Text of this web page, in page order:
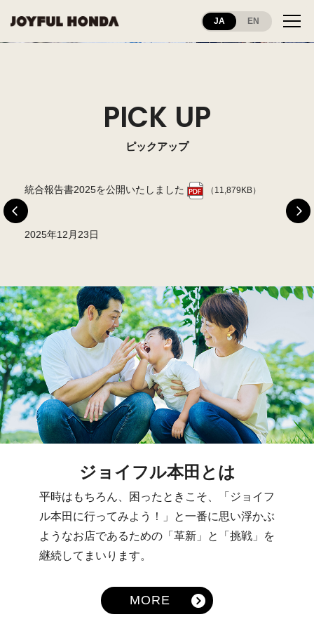
PICK UP
ピックアップ
2025年12月23日
統合報告書2025を公開いたしました （11,879KB）
ジョイフル本田とは
平時はもちろん、困ったときこそ、「ジョイフ
ル本田に行ってみよう！」と一番に思い浮かぶ
ようなお店であるための「革新」と「挑戦」を
継続してまいります。
MORE
JA EN